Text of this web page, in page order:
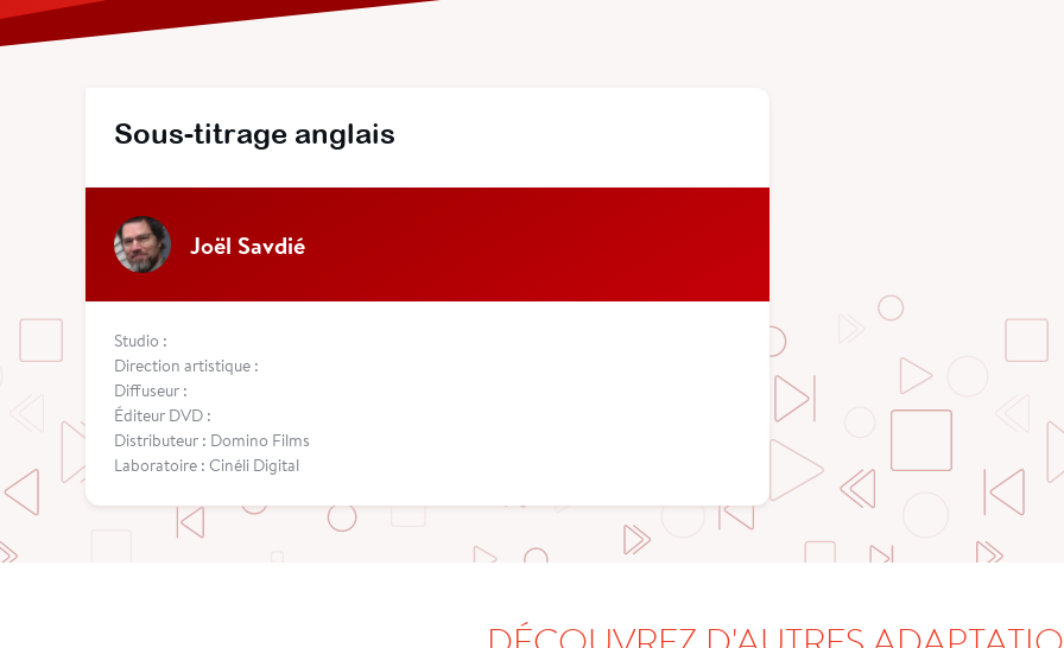
Sous-titrage anglais
Joël Savdié
Studio :
Direction artistique :
Diffuseur :
Éditeur DVD :
Distributeur : Domino Films
Laboratoire : Cinéli Digital